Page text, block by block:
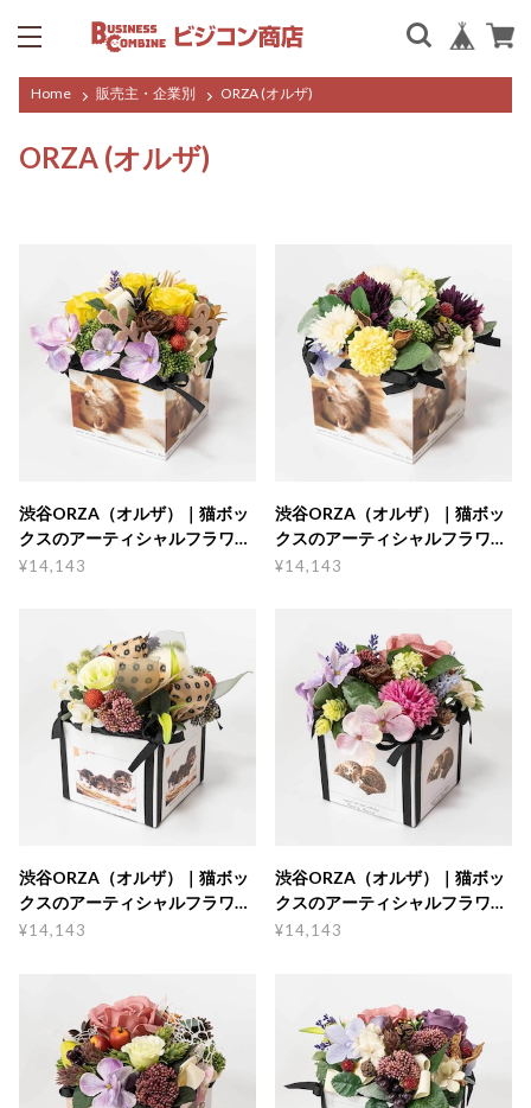
Home 販売主・企業別 ORZA (オルザ)
ORZA (オルザ)
渋谷ORZA（オルザ）｜猫ボッ
クスのアーティシャルフラワー
B（大）
¥14,143
渋谷ORZA（オルザ）｜猫ボッ
クスのアーティシャルフラワー
C（大）
¥14,143
渋谷ORZA（オルザ）｜猫ボッ
クスのアーティシャルフラワー
E（大）
¥14,143
渋谷ORZA（オルザ）｜猫ボッ
クスのアーティシャルフラワー
G（大）
¥14,143